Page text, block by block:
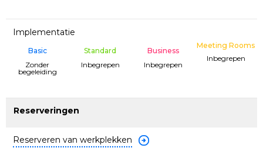
Implementatie
Basic
Zonder
begeleiding
Standard
Inbegrepen
Business
Inbegrepen
Meeting Rooms
Inbegrepen
Reserveringen
Reserveren van werkplekken